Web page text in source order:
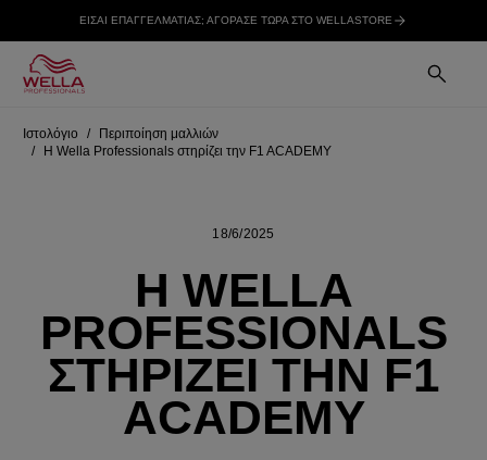
ΕΙΣΑΙ ΕΠΑΓΓΕΛΜΑΤΙΑΣ; ΑΓΟΡΑΣΕ ΤΩΡΑ ΣΤΟ WELLASTORE
Ιστολόγιο
Περιποίηση μαλλιών
Η Wella Professionals στηρίζει την F1 ACADEMY
18/6/2025
Η WELLA
PROFESSIONALS
ΣΤΗΡΊΖΕΙ ΤΗΝ F1
ACADEMY